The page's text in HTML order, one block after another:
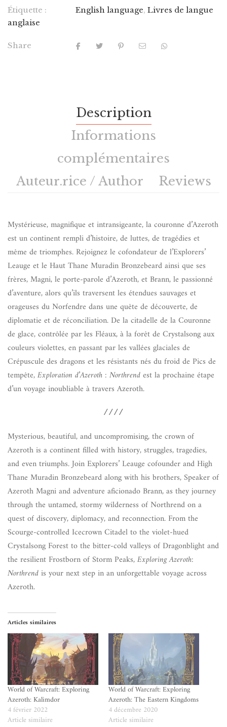
Étiquette : English language, Livres de langue
anglaise
Share
Description
Informations
complémentaires
Auteur.rice / Author
Reviews
Mystérieuse, magnifique et intransigeante, la couronne d’Azeroth
est un continent rempli d’histoire, de luttes, de tragédies et
même de triomphes. Rejoignez le cofondateur de l’Explorers’
Leauge et le Haut Thane Muradin Bronzebeard ainsi que ses
frères, Magni, le porte-parole d’Azeroth, et Brann, le passionné
d’aventure, alors qu’ils traversent les étendues sauvages et
orageuses du Norfendre dans une quête de découverte, de
diplomatie et de réconciliation. De la citadelle de la Couronne
de glace, contrôlée par les Fléaux, à la forêt de Crystalsong aux
couleurs violettes, en passant par les vallées glaciales de
Crépuscule des dragons et les résistants nés du froid de Pics de
tempête,Exploration d’Azeroth : Northrendest la prochaine étape
d’un voyage inoubliable à travers Azeroth.
////
Mysterious, beautiful, and uncompromising, the crown of
Azeroth is a continent filled with history, struggles, tragedies,
and even triumphs. Join Explorers’ Leauge cofounder and High
Thane Muradin Bronzebeard along with his brothers, Speaker of
Azeroth Magni and adventure aficionado Brann, as they journey
through the untamed, stormy wilderness of Northrend on a
quest of discovery, diplomacy, and reconnection. From the
Scourge-controlled Icecrown Citadel to the violet-hued
Crystalsong Forest to the bitter-cold valleys of Dragonblight and
the resilient Frostborn of Storm Peaks,Exploring Azeroth:
Northrendis your next step in an unforgettable voyage across
Azeroth.
Articles similaires
World of Warcraft: Exploring
Azeroth: Kalimdor
4 février 2022
Article similaire
World of Warcraft: Exploring
Azeroth: The Eastern Kingdoms
4 décembre 2020
Article similaire